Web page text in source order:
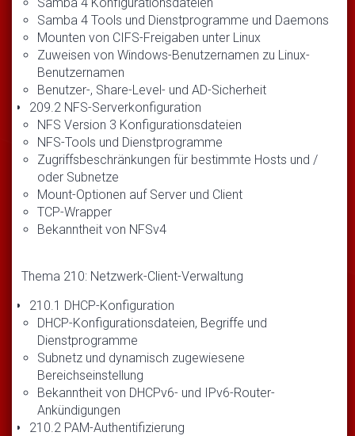
Samba 4 Tools und Dienstprogramme und Daemons
Mounten von CIFS-Freigaben unter Linux
Zuweisen von Windows-Benutzernamen zu Linux-
Benutzernamen
Benutzer-, Share-Level- und AD-Sicherheit
209.2 NFS-Serverkonfiguration
NFS Version 3 Konfigurationsdateien
NFS-Tools und Dienstprogramme
Zugriffsbeschränkungen für bestimmte Hosts und /
oder Subnetze
Mount-Optionen auf Server und Client
TCP-Wrapper
Bekanntheit von NFSv4
Thema 210: Netzwerk-Client-Verwaltung
210.1 DHCP-Konfiguration
DHCP-Konfigurationsdateien, Begriffe und
Dienstprogramme
Subnetz und dynamisch zugewiesene
Bereichseinstellung
Bekanntheit von DHCPv6- und IPv6-Router-
Ankündigungen
210.2 PAM-Authentifizierung